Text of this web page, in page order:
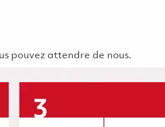
pouvez attendre de nous.